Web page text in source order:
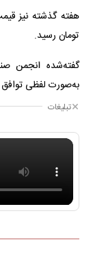
تومان رسید.
گفته‌شده انجمن
به‌صورت لفظی
تبلیغات